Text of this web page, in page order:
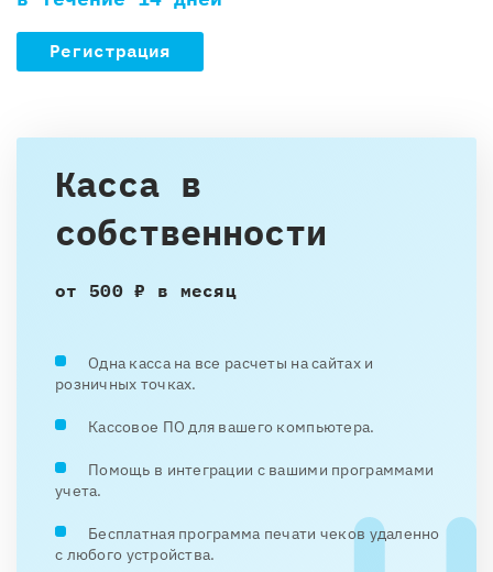
Регистрация
Касса в
собственности
от 500 ₽ в месяц
Одна касса на все расчеты на сайтах и
розничных точках.
Кассовое ПО для вашего компьютера.
Помощь в интеграции с вашими программами
учета.
Бесплатная программа печати чеков удаленно
с любого устройства.